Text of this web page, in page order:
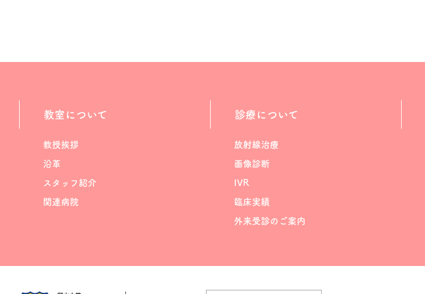
教室について
教授挨拶
沿革
スタッフ紹介
関連病院
診療について
放射線治療
画像診断
IVR
臨床実績
外来受診のご案内